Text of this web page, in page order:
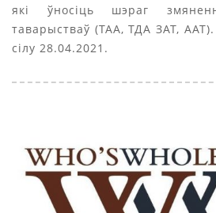
які ўносіць шэраг
таварыстваў (ТАА, ТДА ЗАТ,
сілу 28.04.2021.